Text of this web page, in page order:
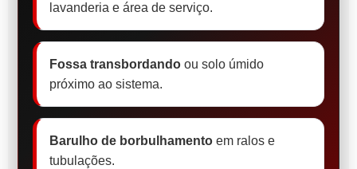
lavanderia e área de serviço.
Fossa transbordando ou solo úmido
próximo ao sistema.
Barulho de borbulhamento em ralos e
tubulações.